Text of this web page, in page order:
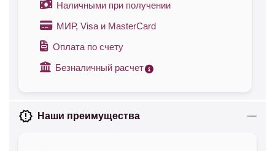
Наличными при получении
МИР, Visa и MasterCard
Оплата по счету
Безналичный расчет
Наши преимущества